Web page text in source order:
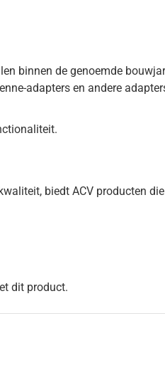
binnen de genoemde
adapters en andere
biedt ACV producten
dit product.